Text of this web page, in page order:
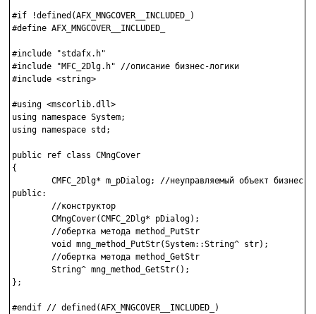
#if !defined(AFX_MNGCOVER__INCLUDED_)
#define AFX_MNGCOVER__INCLUDED_
#include "stdafx.h"
#include "MFC_2Dlg.h" //описание бизнес-логики
#include <string>
#using <mscorlib.dll>
using namespace System;
using namespace std;
public ref class CMngCover
{
CMFC_2Dlg* m_pDialog; //неуправляемый объект бизнес-
public:
//конструктор
CMngCover(CMFC_2Dlg* pDialog);
//обертка метода method_PutStr
void mng_method_PutStr(System::String^ str);
//обертка метода method_GetStr
String^ mng_method_GetStr();
};
#endif // defined(AFX_MNGCOVER__INCLUDED_)